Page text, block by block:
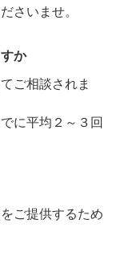
さいませ。
か
ご相談されま
に平均２～３回
ご提供するため